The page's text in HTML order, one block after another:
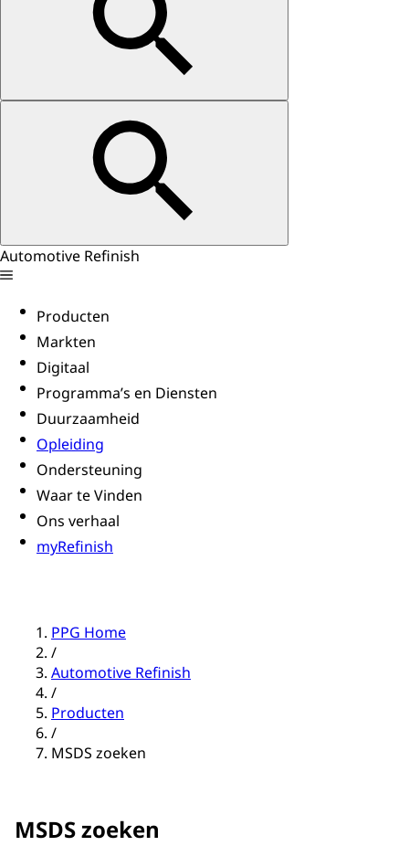
Automotive Refinish
Producten
Markten
Digitaal
Programma’s en Diensten
Duurzaamheid
Opleiding
Ondersteuning
Waar te Vinden
Ons verhaal
myRefinish
PPG Home
/
Automotive Refinish
/
Producten
/
MSDS zoeken
MSDS zoeken